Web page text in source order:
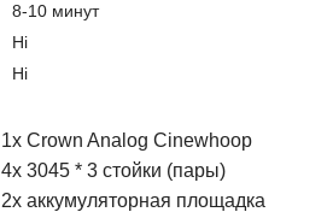
8-10 минут
Нi
Нi
1x Crown Analog Cinewhoop
4x 3045 * 3 стойки (пары)
2x аккумуляторная площадка